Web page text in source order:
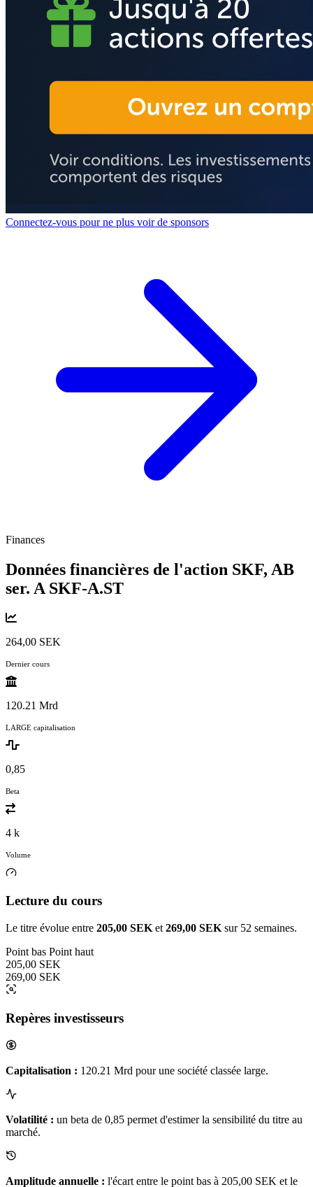
Connectez-vous pour ne plus voir de sponsors
Finances
Données financières de l'action SKF, AB
ser. A SKF-A.ST
264,00 SEK
Dernier cours
120.21 Mrd
LARGE capitalisation
0,85
Beta
4 k
Volume
Lecture du cours
Le titre évolue entre 205,00 SEK et 269,00 SEK sur 52 semaines.
Point bas Point haut
205,00 SEK
269,00 SEK
Repères investisseurs
Capitalisation : 120.21 Mrd pour une société classée large.
Volatilité : un beta de 0,85 permet d'estimer la sensibilité du titre au
marché.
Amplitude annuelle : l'écart entre le point bas à 205,00 SEK et le